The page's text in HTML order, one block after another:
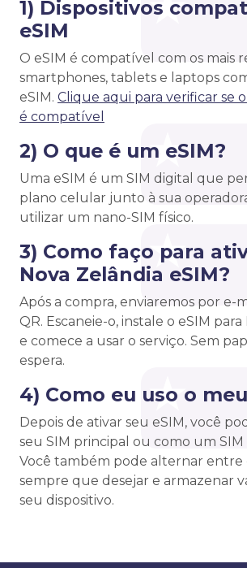
1) Dispositivos
eSIM
O eSIM é compatível com os mais
smartphones, tablets e laptops
eSIM. Clique aqui para verificar se
é compatível
2) O que é um eSIM?
Uma eSIM é um SIM digital que
plano celular junto à sua
utilizar um nano-SIM físico.
3) Como faço para
Nova Zelândia eSIM?
Após a compra, enviaremos por e-
QR. Escaneie-o, instale o eSIM
e comece a usar o serviço. Sem
espera.
4) Como eu uso o
Depois de ativar seu eSIM, você
seu SIM principal ou como um SIM
Você também pode alternar entre
sempre que desejar e armazenar
seu dispositivo.